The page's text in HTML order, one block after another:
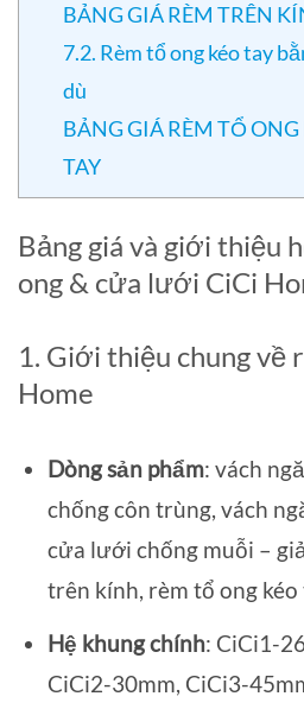
BẢNG GIÁ RÈM TRÊN
7.2. Rèm tổ ong kéo tay
dù
BẢNG GIÁ RÈM TỔ ONG
TAY
Bảng giá và giới thiệu
ong & cửa lưới CiCi
1. Giới thiệu chung về
Home
Dòng sản phẩm: vách
chống côn trùng, vách
cửa lưới chống muỗi –
trên kính, rèm tổ ong kéo
Hệ khung chính: CiCi1-
CiCi2-30mm, CiCi3-